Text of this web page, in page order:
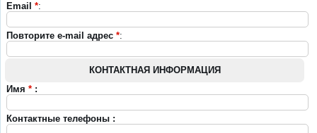
Email *:
Повторите e-mail адрес *:
КОНТАКТНАЯ ИНФОРМАЦИЯ
Имя * :
Контактные телефоны :